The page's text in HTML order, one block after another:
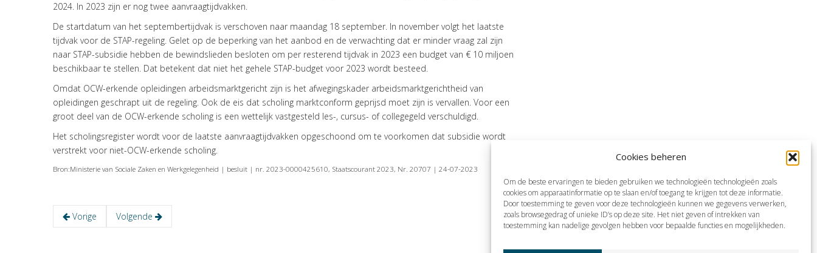
Cookies beheren
Om de beste ervaringen te bieden gebruiken we technologieën technologieën zoals
cookies om apparaatinformatie op te slaan en/of toegang te krijgen tot deze informatie.
Door toestemming te geven voor deze technologieën kunnen we gegevens verwerken,
zoals browsegedrag of unieke ID’s op deze site. Het niet geven of intrekken van
toestemming kan nadelige gevolgen hebben voor bepaalde functies en mogelijkheden.
2024. In 2023 zijn er nog twee aanvraagtijdvakken.
De startdatum van het septembertijdvak is verschoven naar maandag 18 september. In november volgt het laatste
tijdvak voor de STAP-regeling. Gelet op de beperking van het aanbod en de verwachting dat er minder vraag zal zijn
naar STAP-subsidie hebben de bewindslieden besloten om per resterend tijdvak in 2023 een budget van € 10 miljoen
beschikbaar te stellen. Dat betekent dat niet het gehele STAP-budget voor 2023 wordt besteed.
Omdat OCW-erkende opleidingen arbeidsmarktgericht zijn is het afwegingskader arbeidsmarktgerichtheid van
opleidingen geschrapt uit de regeling. Ook de eis dat scholing marktconform geprijsd moet zijn is vervallen. Voor een
groot deel van de OCW-erkende scholing is een wettelijk vastgesteld les-, cursus- of collegegeld verschuldigd.
Het scholingsregister wordt voor de laatste aanvraagtijdvakken opgeschoond om te voorkomen dat subsidie wordt
verstrekt voor niet-OCW-erkende scholing.
Bron:Ministerie van Sociale Zaken en Werkgelegenheid | besluit | nr. 2023-0000425610, Staatscourant 2023, Nr. 20707 | 24-07-2023
Vorige Volgende